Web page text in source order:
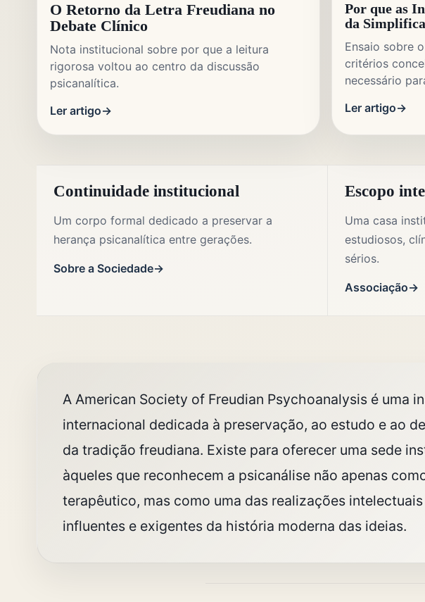
O Retorno da Letra Freudiana no
Debate Clínico
Nota institucional sobre por que a leitura
rigorosa voltou ao centro da discussão
psicanalítica.
Ler artigo
Por que as
da
Ensaio sobre
critérios
necessário
Ler artigo
Continuidade institucional
Um corpo formal dedicado a preservar a
herança psicanalítica entre gerações.
Sobre a Sociedade
Escopo
Uma casa
estudiosos,
sérios.
Associação
A American Society of Freudian Psychoanalysis é uma
internacional dedicada à preservação, ao estudo e ao
da tradição freudiana. Existe para oferecer uma sede
àqueles que reconhecem a psicanálise não apenas
terapêutico, mas como uma das realizações
influentes e exigentes da história moderna das ideias.